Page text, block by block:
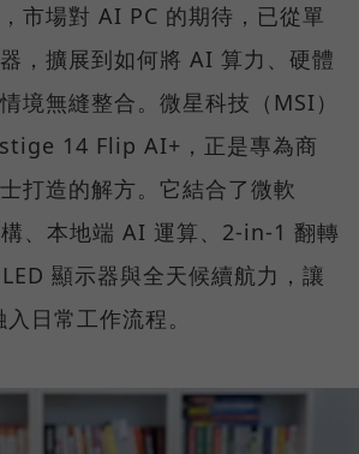
市場對 AI PC 的期待，已從單
，擴展到如何將 AI 算力、硬體
境無縫整合。微星科技（MSI）
14 Flip AI+，正是專為商
打造的解方。它結合了微軟
、本地端 AI 運算、2-in-1 翻轉
顯示器與全天候續航力，讓
日常工作流程。